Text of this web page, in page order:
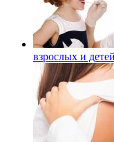
взрослых и